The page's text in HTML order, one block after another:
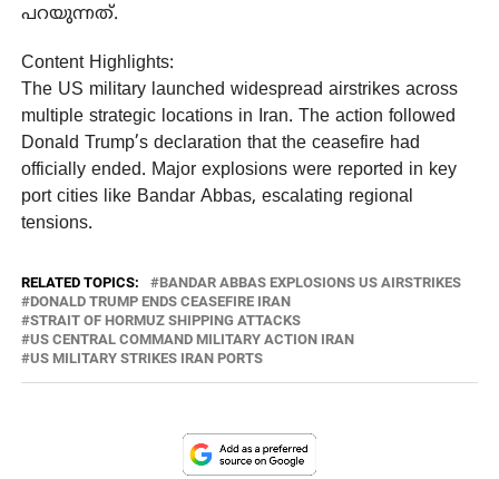
പറയുന്നത്.
Content Highlights:
The US military launched widespread airstrikes across
multiple strategic locations in Iran. The action followed
Donald Trump’s declaration that the ceasefire had
officially ended. Major explosions were reported in key
port cities like Bandar Abbas, escalating regional
tensions.
RELATED TOPICS:
BANDAR ABBAS EXPLOSIONS US AIRSTRIKES
DONALD TRUMP ENDS CEASEFIRE IRAN
STRAIT OF HORMUZ SHIPPING ATTACKS
US CENTRAL COMMAND MILITARY ACTION IRAN
US MILITARY STRIKES IRAN PORTS